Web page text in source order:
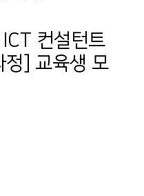
컨설턴트
정] 교육생 모